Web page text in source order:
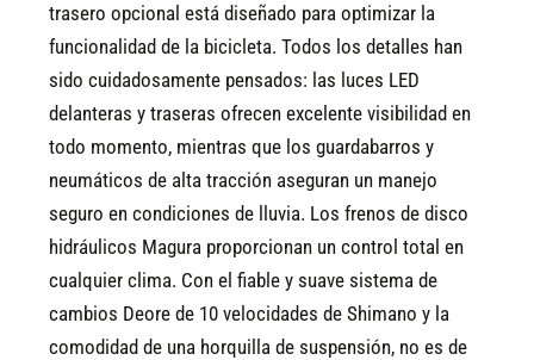
trasero opcional está diseñado para optimizar la
funcionalidad de la bicicleta. Todos los detalles han
sido cuidadosamente pensados: las luces LED
delanteras y traseras ofrecen excelente visibilidad en
todo momento, mientras que los guardabarros y
neumáticos de alta tracción aseguran un manejo
seguro en condiciones de lluvia. Los frenos de disco
hidráulicos Magura proporcionan un control total en
cualquier clima. Con el fiable y suave sistema de
cambios Deore de 10 velocidades de Shimano y la
comodidad de una horquilla de suspensión, no es de